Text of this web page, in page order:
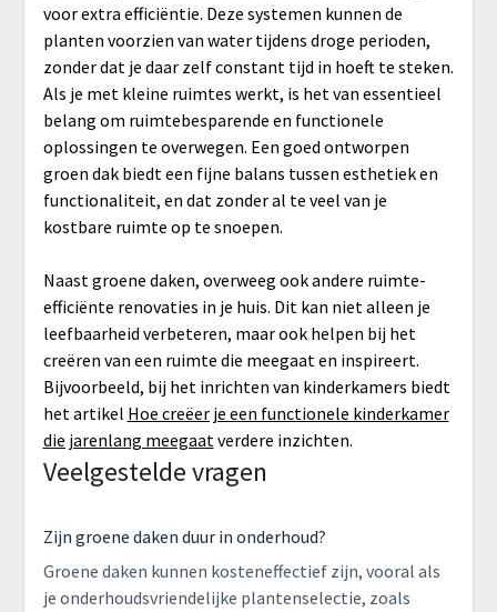
voor extra efficiëntie. Deze systemen kunnen de
planten voorzien van water tijdens droge perioden,
zonder dat je daar zelf constant tijd in hoeft te steken.
Als je met kleine ruimtes werkt, is het van essentieel
belang om ruimtebesparende en functionele
oplossingen te overwegen. Een goed ontworpen
groen dak biedt een fijne balans tussen esthetiek en
functionaliteit, en dat zonder al te veel van je
kostbare ruimte op te snoepen.
Naast groene daken, overweeg ook andere ruimte-
efficiënte renovaties in je huis. Dit kan niet alleen je
leefbaarheid verbeteren, maar ook helpen bij het
creëren van een ruimte die meegaat en inspireert.
Bijvoorbeeld, bij het inrichten van kinderkamers biedt
het artikel Hoe creëer je een functionele kinderkamer
die jarenlang meegaatverdere inzichten.
Veelgestelde vragen
Zijn groene daken duur in onderhoud?
Groene daken kunnen kosteneffectief zijn, vooral als
je onderhoudsvriendelijke plantenselectie, zoals